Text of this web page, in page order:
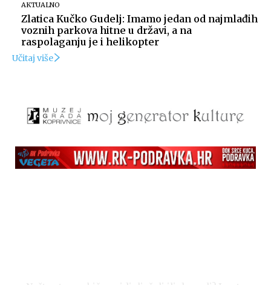
AKTUALNO
Zlatica Kučko Gudelj: Imamo jedan od najmlađih
voznih parkova hitne u državi, a na
raspolaganju je i helikopter
Učitaj više